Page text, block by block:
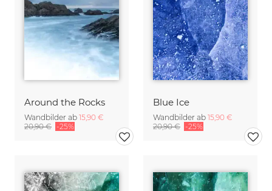
Around the Rocks
Wandbilder ab 15,90 €
20,90 € -25%
Blue Ice
Wandbilder ab 15,90 €
20,90 € -25%